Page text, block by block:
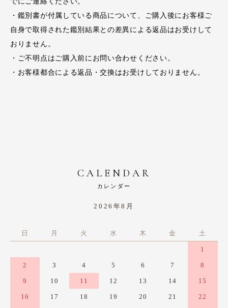
・鑑別書が付属している商品について、ご購入後にお客様ご
自身で取得された鑑別結果との差異による返品はお受けして
おりません。
・ご不明点はご購入前にお問い合わせください。
・お客様都合による返品・交換はお受けしておりません。
CALENDAR
カレンダー
2026年8月
日 月 火 水 木 金 土
1
2 3 4 5 6 7 8
9 10 11 12 13 14 15
16 17 18 19 20 21 22